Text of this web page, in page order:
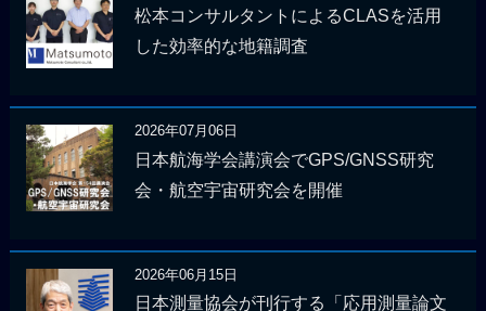
松本コンサルタントによるCLASを活用
した効率的な地籍調査
2026年07月06日
日本航海学会講演会でGPS/GNSS研究
会・航空宇宙研究会を開催
2026年06月15日
日本測量協会が刊行する「応用測量論文